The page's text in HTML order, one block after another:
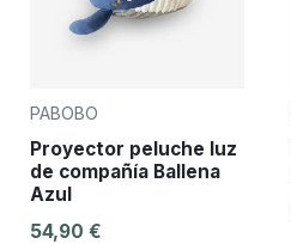
PABOBO
Proyector peluche luz
de compañía Ballena
Azul
54,90 €